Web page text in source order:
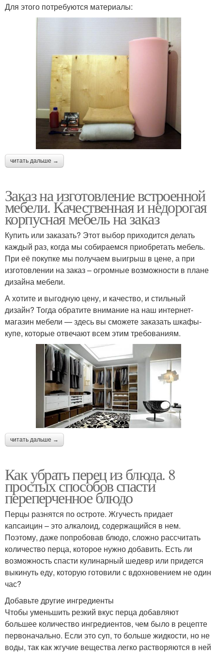
Для этого потребуются материалы:
читать дальше →
Заказ на изготовление встроенной
мебели. Качественная и недорогая
корпусная мебель на заказ
Купить или заказать? Этот выбор приходится делать
каждый раз, когда мы собираемся приобретать мебель.
При её покупке мы получаем выигрыш в цене, а при
изготовлении на заказ – огромные возможности в плане
дизайна мебели.
А хотите и выгодную цену, и качество, и стильный
дизайн? Тогда обратите внимание на наш интернет-
магазин мебели — здесь вы сможете заказать шкафы-
купе, которые отвечают всем этим требованиям.
читать дальше →
Как убрать перец из блюда. 8
простых способов спасти
переперченное блюдо
Перцы разнятся по остроте. Жгучесть придает
капсаицин – это алкалоид, содержащийся в нем.
Поэтому, даже попробовав блюдо, сложно рассчитать
количество перца, которое нужно добавить. Есть ли
возможность спасти кулинарный шедевр или придется
выкинуть еду, которую готовили с вдохновением не один
час?
Добавьте другие ингредиенты
Чтобы уменьшить резкий вкус перца добавляют
большее количество ингредиентов, чем было в рецепте
первоначально. Если это суп, то больше жидкости, но не
воды, так как жгучие вещества легко растворяются в ней